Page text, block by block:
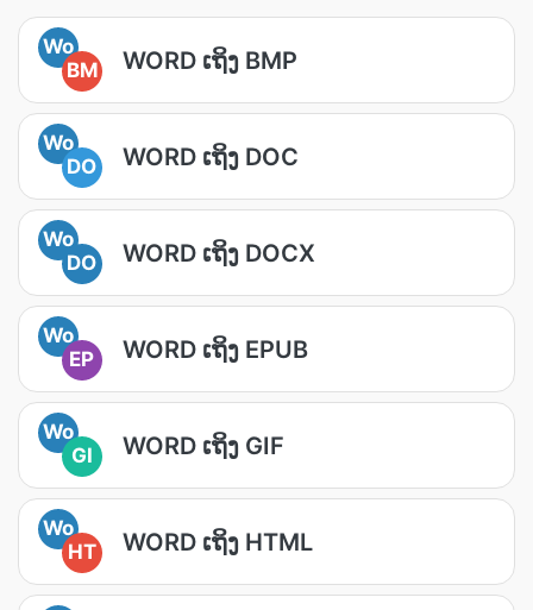
Wo
BM
WORD ເຖິງ BMP
Wo
DO
WORD ເຖິງ DOC
Wo
DO
WORD ເຖິງ DOCX
Wo
EP
WORD ເຖິງ EPUB
Wo
GI
WORD ເຖິງ GIF
Wo
HT
WORD ເຖິງ HTML